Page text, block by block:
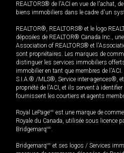
REALTORS® de l'ACI en vue de l'achat,
biens immobiliers dans le cadre d'un
REALTOR®, REALTORS® et le logo
déposées de REALTOR® Canada Inc.,
Association of REALTORS® et
sont propriétaires. Les marques de
distinguer les services immobiliers
immobilier en tant que membres de
S.I.A.® /MLS®, Service inter-agences®,
propriété de l'ACI, et ils servent à
fournissent les courtiers et agents
Royal LePageMD est une marque de
Royale du Canada, utilisée sous licence
BridgemarqMD.
BridgemarqMD et ses logos / Services